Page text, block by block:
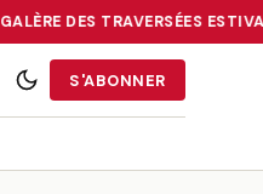
DES TRAVERSÉES
DES TRAVERSÉES
S'ABONNER